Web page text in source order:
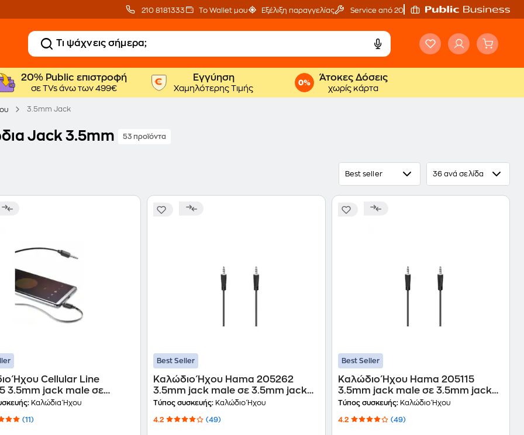
210 8181333 Το Wallet μου Εξέλιξη παραγγελίας Service από 20'
20% Public επιστροφή
σε TVs άνω των 499€
Εγγύηση
Χαμηλότερης Τιμής
Άτοκες Δόσεις
χωρίς κάρτα
3.5mm Jack
Jack 3.5mm 53 προϊόντα
Best seller 36 ανά σελίδα
Ήχου Cellular Line
3.5mm jack male σε
jack male - 1m
Καλώδια Ήχου
(11)
Best Seller
Καλώδιο Ήχου Hama 205262
3.5mm jack male σε 3.5mm jack
male - 1.5m
Τύπος συσκευής: Καλώδιο Ήχου
4.2 (49)
Best Seller
Καλώδιο Ήχου Hama 205115
3.5mm jack male σε 3.5mm jack
male - 3m
Τύπος συσκευής:Καλώδιο Ήχου
4.2 (49)